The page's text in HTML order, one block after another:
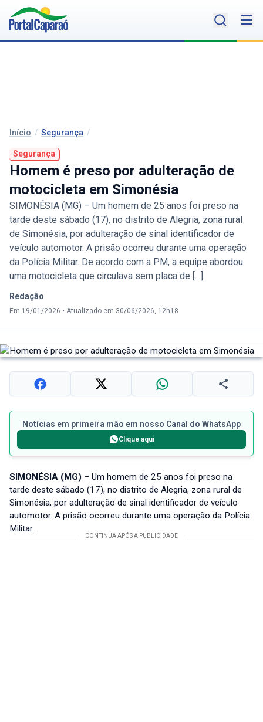
Início / Segurança /
Segurança
Homem é preso por adulteração de
motocicleta em Simonésia
SIMONÉSIA (MG) – Um homem de 25 anos foi preso na
tarde deste sábado (17), no distrito de Alegria, zona rural
de Simonésia, por adulteração de sinal identificador de
veículo automotor. A prisão ocorreu durante uma operação
da Polícia Militar. De acordo com a PM, a equipe abordou
uma motocicleta que circulava sem placa de […]
Redação
Em 19/01/2026 • Atualizado em 30/06/2026, 12h18
Notícias em primeira mão em nosso Canal do WhatsApp
Clique aqui
SIMONÉSIA (MG) – Um homem de 25 anos foi preso na
tarde deste sábado (17), no distrito de Alegria, zona rural de
Simonésia, por adulteração de sinal identificador de veículo
automotor. A prisão ocorreu durante uma operação da Polícia
Militar.